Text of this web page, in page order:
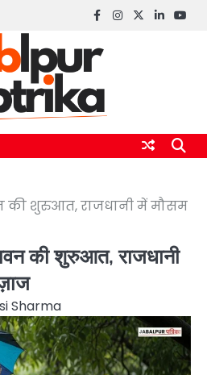
Facebook
instagram
twitterlinkedin
की शुरुआत, राजधानी में मौसम
की शुरुआत, राजधानी
Sharma